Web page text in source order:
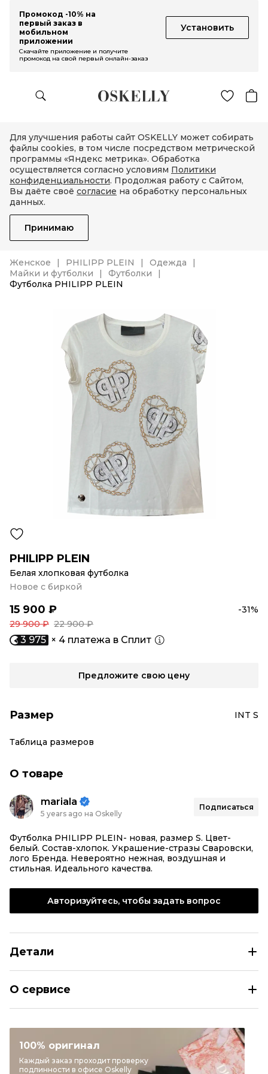
Промокод -10% на
первый заказ в
мобильном
приложении
Установить
Скачайте приложение и получите
промокод на свой первый онлайн-заказ
Для улучшения работы сайт OSKELLY может собирать
файлы cookies, в том числе посредством метрической
программы «Яндекс метрика». Обработка
осуществляется согласно условиям Политики
конфиденциальности. Продолжая работу с Сайтом,
Вы даёте своё согласие на обработку персональных
данных.
Принимаю
Женское PHILIPP PLEIN
Одежда
Майки и футболки
Футболки
Футболка PHILIPP PLEIN
PHILIPP PLEIN
Белая хлопковая футболка
Новое с биркой
15 900 ₽
-31%
29 900 ₽ 22 900 ₽
3 975 × 4 платежа в Сплит
Предложите свою цену
Размер INT S
Таблица размеров
О товаре
mariala
5 years ago на Oskelly
Подписаться
Футболка PHILIPP PLEIN- новая, размер S. Цвет-
белый. Состав-хлопок. Украшение-стразы Сваровски,
лого Бренда. Невероятно нежная, воздушная и
стильная. Идеального качества.
Авторизуйтесь, чтобы задать вопрос
Детали
Категория
Бренд
PHILIPP PLEIN
О сервисе
100% оригинал
Каждый заказ проходит проверку
подлинности в офисе Oskelly